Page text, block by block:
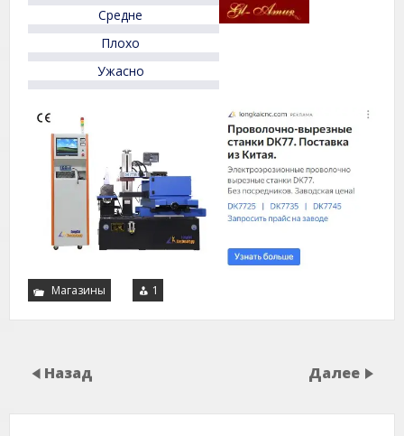
5
Средне
Плохо
Ужасно
Магазины 1
Назад Далее